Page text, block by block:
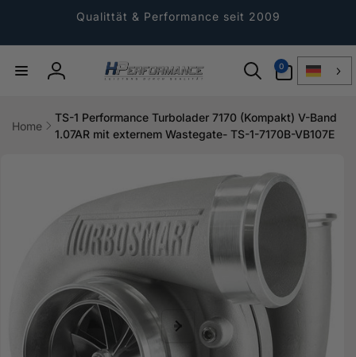
Qualittät & Performance seit 2009
Einloggen
0
Artikel
Home
TS-1 Performance Turbolader 7170 (Kompakt) V-Band
1.07AR mit externem Wastegate- TS-1-7170B-VB107E